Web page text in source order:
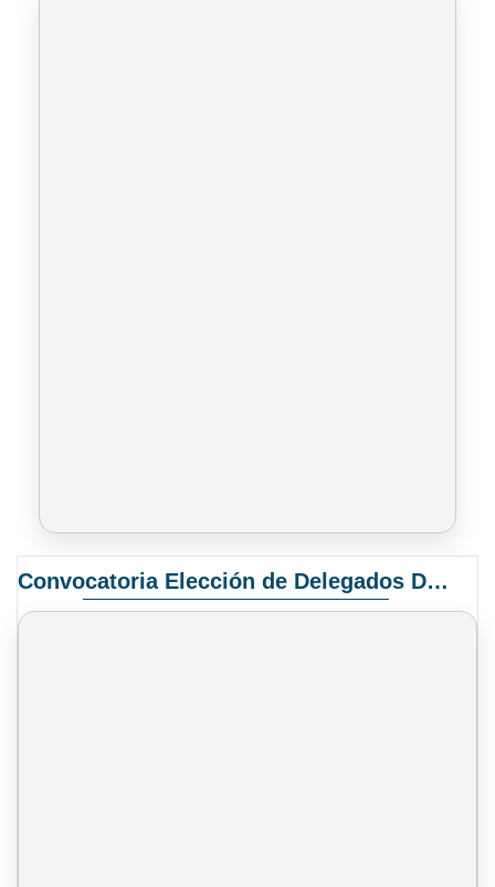
Convocatoria Elección de Delegados Docentes para el XIV Congreso Nacional de Universidades